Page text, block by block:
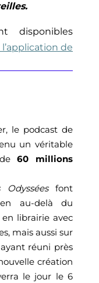
.
disponibles
de
le podcast de
un véritable
de 60 millions
Odysséesfont
au-delà du
en librairie avec
mais aussi sur
réuni près
création
le jour le 6